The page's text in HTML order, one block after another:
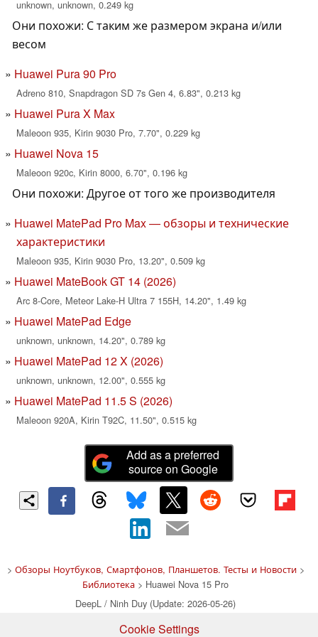
unknown, unknown, 0.249 kg
Они похожи: С таким же размером экрана и/или
весом
Huawei Pura 90 Pro
Adreno 810, Snapdragon SD 7s Gen 4, 6.83", 0.213 kg
Huawei Pura X Max
Maleoon 935, Kirin 9030 Pro, 7.70", 0.229 kg
Huawei Nova 15
Maleoon 920c, Kirin 8000, 6.70", 0.196 kg
Они похожи: Другое от того же производителя
Huawei MatePad Pro Max — обзоры и технические
характеристики
Maleoon 935, Kirin 9030 Pro, 13.20", 0.509 kg
Huawei MateBook GT 14 (2026)
Arc 8-Core, Meteor Lake-H Ultra 7 155H, 14.20", 1.49 kg
Huawei MatePad Edge
unknown, unknown, 14.20", 0.789 kg
Huawei MatePad 12 X (2026)
unknown, unknown, 12.00", 0.555 kg
Huawei MatePad 11.5 S (2026)
Maleoon 920A, Kirin T92C, 11.50", 0.515 kg
Add as a preferred
source on Google
> Обзоры Ноутбуков, Смартфонов, Планшетов. Тесты и Новости>
Библиотека > Huawei Nova 15 Pro
DeepL / Ninh Duy (Update: 2026-05-26)
Cookie Settings